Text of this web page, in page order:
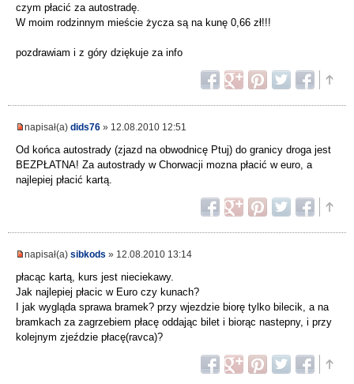
czym płacić za autostradę.
W moim rodzinnym mieście życza są na kunę 0,66 zł!!!
pozdrawiam i z góry dziękuje za info
napisał(a) dids76 » 12.08.2010 12:51
Od końca autostrady (zjazd na obwodnicę Ptuj) do granicy droga jest
BEZPŁATNA! Za autostrady w Chorwacji mozna płacić w euro, a
najlepiej płacić kartą.
napisał(a) sibkods » 12.08.2010 13:14
płacąc kartą, kurs jest nieciekawy.
Jak najlepiej płacic w Euro czy kunach?
I jak wygląda sprawa bramek? przy wjezdzie biorę tylko bilecik, a na
bramkach za zagrzebiem płacę oddając bilet i biorąc nastepny, i przy
kolejnym zjeździe płacę(ravca)?